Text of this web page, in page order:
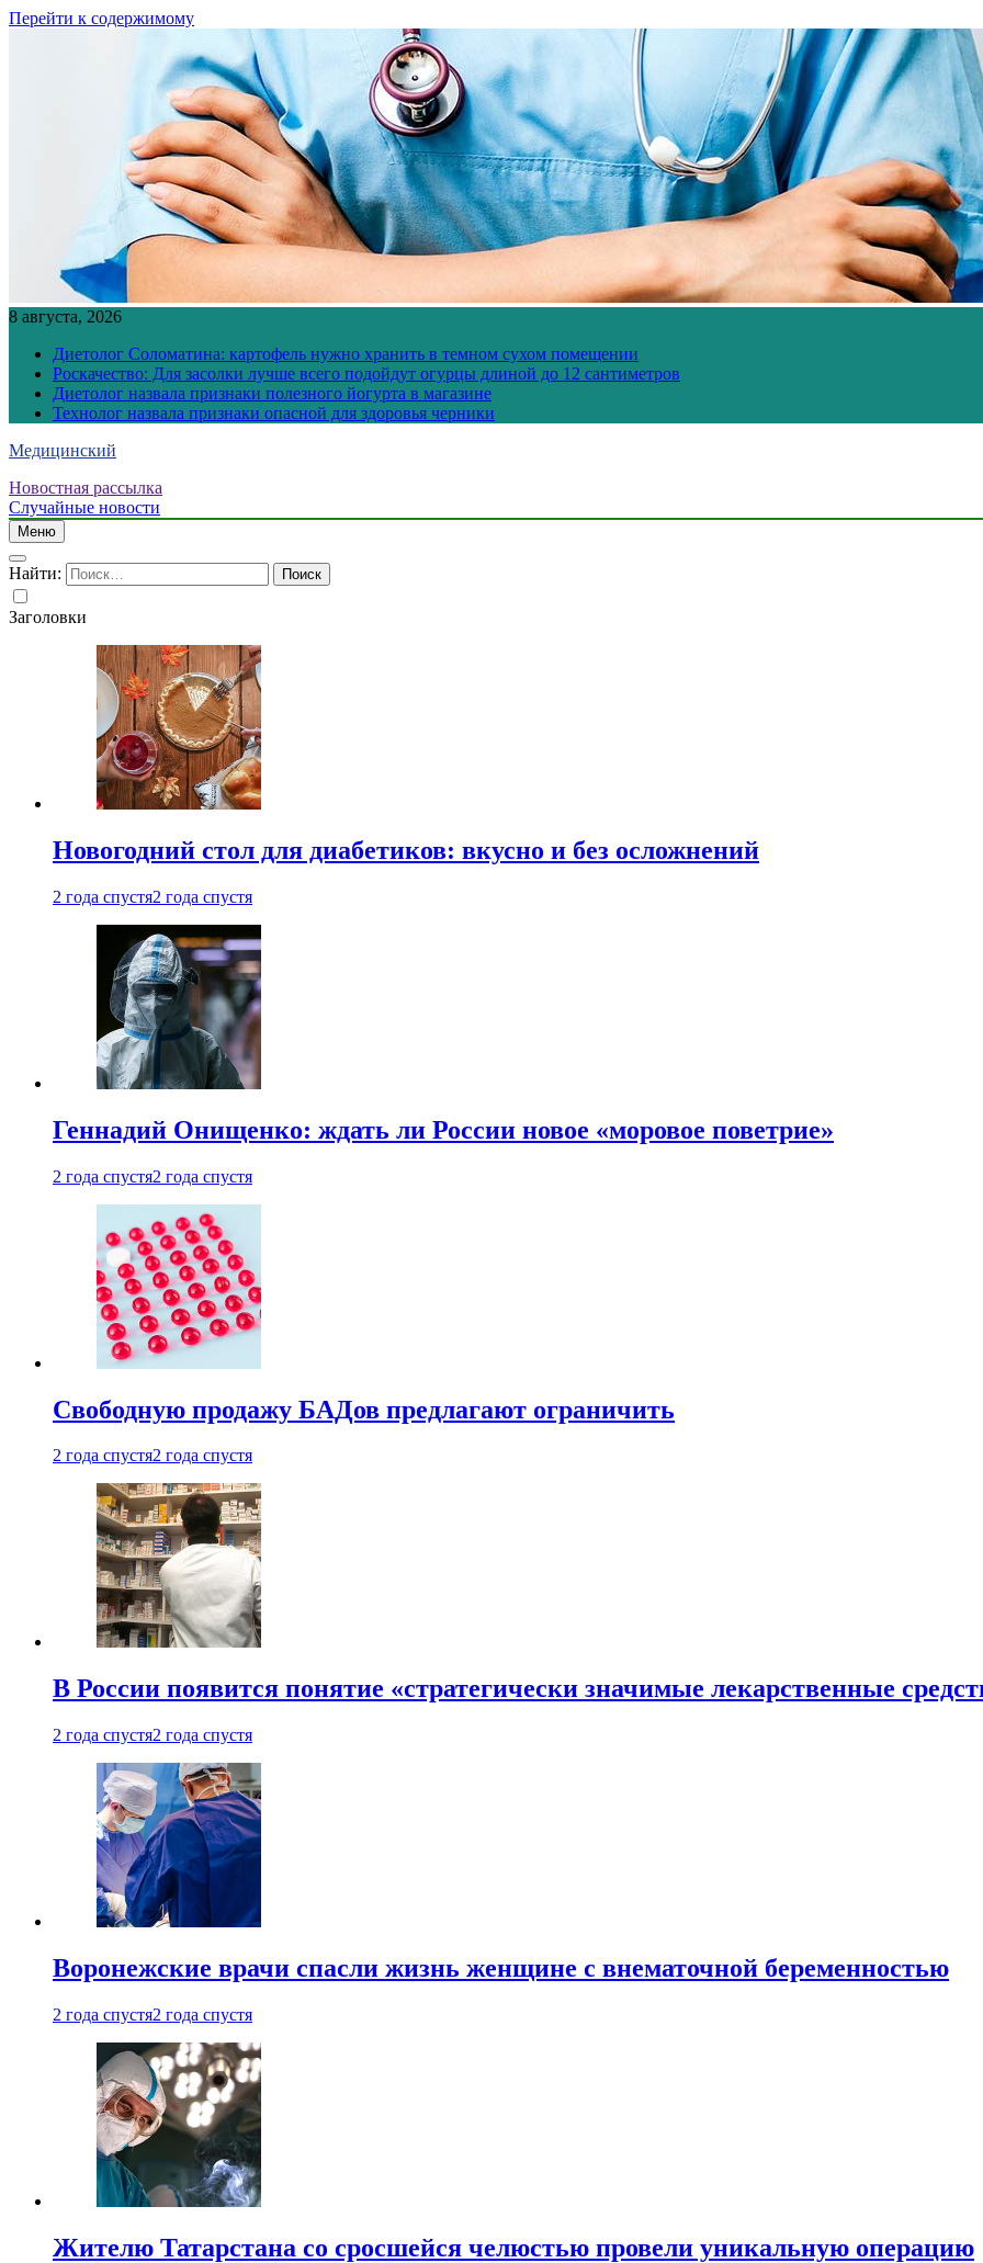
Перейти к содержимому
8 августа, 2026
Диетолог Соломатина: картофель нужно хранить в темном сухом помещении
Роскачество: Для засолки лучше всего подойдут огурцы длиной до 12 сантиметров
Диетолог назвала признаки полезного йогурта в магазине
Технолог назвала признаки опасной для здоровья черники
Медицинский
Новостная рассылка
Случайные новости
Меню
Найти:
Заголовки
Новогодний стол для диабетиков: вкусно и без осложнений
2 года спустя2 года спустя
Геннадий Онищенко: ждать ли России новое «моровое поветрие»
2 года спустя2 года спустя
Свободную продажу БАДов предлагают ограничить
2 года спустя2 года спустя
В России появится понятие «стратегически значимые лекарственные
2 года спустя2 года спустя
Воронежские врачи спасли жизнь женщине с внематочной беременностью
2 года спустя2 года спустя
Жителю Татарстана со сросшейся челюстью провели уникальную операцию